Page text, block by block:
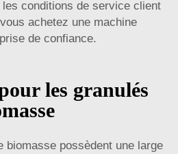
conditions de service client
achetez une machine
de confiance.
les granulés
biomasse possèdent une large